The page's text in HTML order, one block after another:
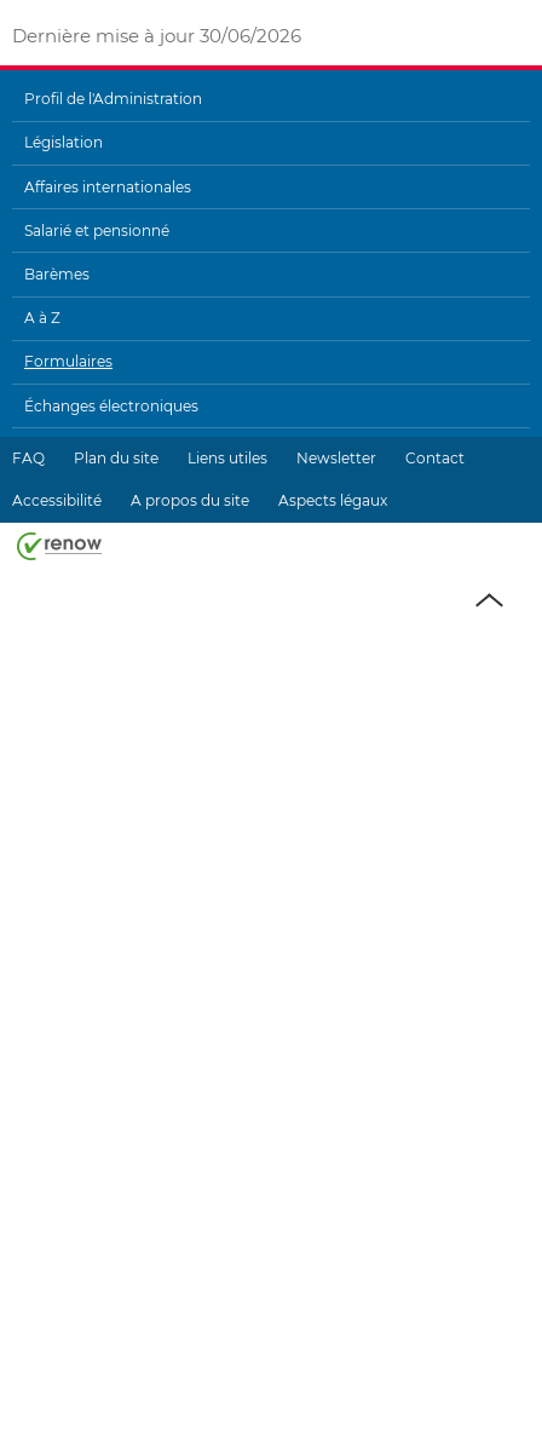
Dernière mise à jour 30/06/2026
MENU
DE
NAVIGATION
Profil de l'Administration
Législation
Affaires internationales
Salarié et pensionné
Barèmes
A à Z
Formulaires
Échanges électroniques
FAQ Plan du site Liens utiles Newsletter Contact
Accessibilité A propos du site Aspects légaux
de